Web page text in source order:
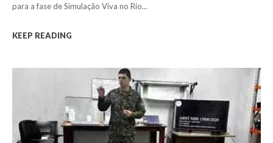
para a fase de Simulação Viva no Rio...
KEEP READING